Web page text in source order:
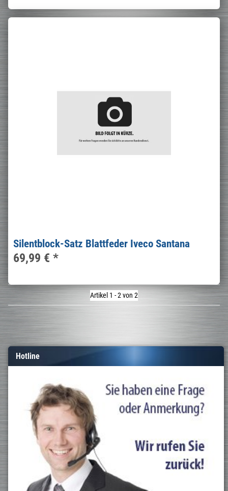
Silentblock-Satz Blattfeder Iveco Santana
69,99 € *
Artikel 1 - 2 von 2
Hotline